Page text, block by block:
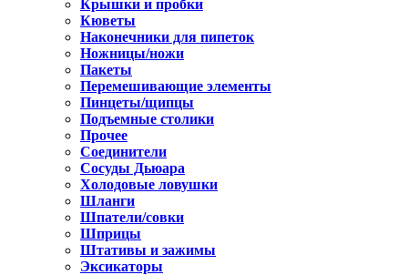
Крышки и пробки
Кюветы
Наконечники для пипеток
Ножницы/ножи
Пакеты
Перемешивающие элементы
Пинцеты/щипцы
Подъемные столики
Прочее
Соединители
Сосуды Дьюара
Холодовые ловушки
Шланги
Шпатели/совки
Шприцы
Штативы и зажимы
Эксикаторы